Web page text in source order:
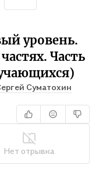
уровень.
Часть
Суматохин
Нет отрывка